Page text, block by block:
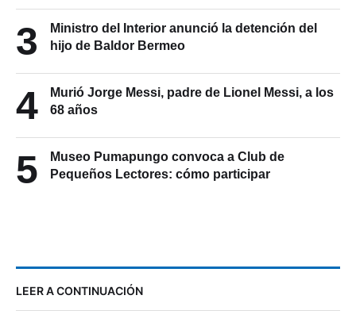
3
Ministro del Interior anunció la detención del
hijo de Baldor Bermeo
4
Murió Jorge Messi, padre de Lionel Messi, a los
68 años
5
Museo Pumapungo convoca a Club de
Pequeños Lectores: cómo participar
LEER A CONTINUACIÓN